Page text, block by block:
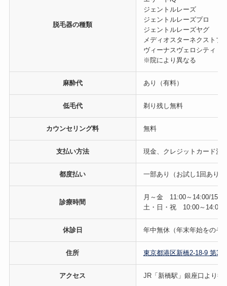
脱毛器の種類
ジェントルレーズ
ジェントルレーズプロ
ジェントルレーズヤグ
メディオスターネクストプ
ヴィーナスヴェロシティ
※院により異なる
麻酔代 あり（有料）
低毛代 剃り残し無料
カウンセリング料 無料
支払い方法 現金、クレジットカード決
都度払い 一部あり（お試し1回あり）
診療時間
月～金 11:00～14:00/
土・日・祝 10:00～14:00/
休診日 年中無休（年末年始をのぞ
住所 東京都港区新橋2-18-9 第3
アクセス JR「新橋駅」銀座口より徒